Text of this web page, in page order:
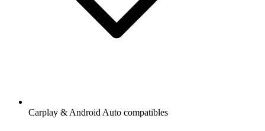
Carplay & Android Auto compatibles